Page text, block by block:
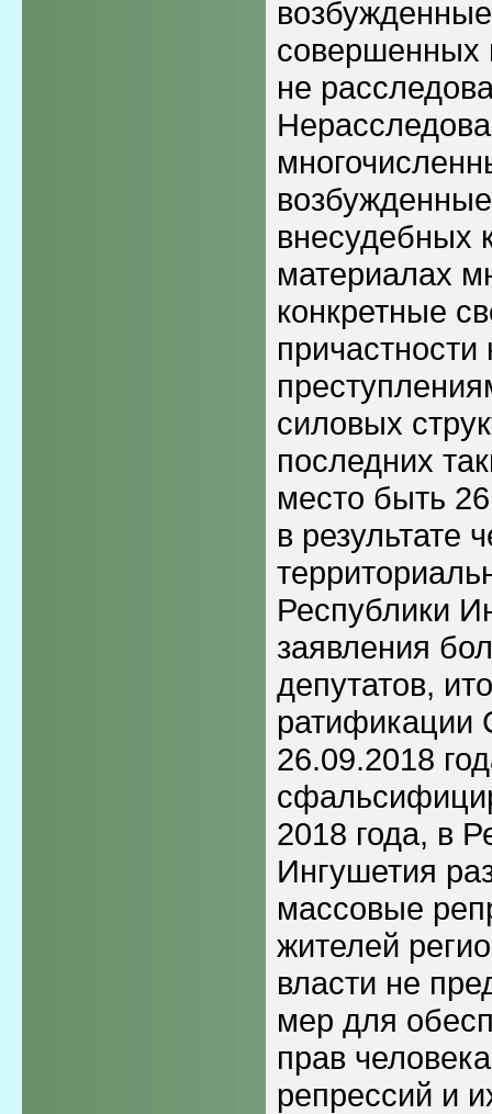
совершенных
не
внесудебных
материалах
конкретные
причастности
силовых
последних
место быть
в результате
Республики
заявления
депутатов,
ратификации
26.09.2018
2018 года, в
Ингушетия
массовые
жителей
власти не
мер для
прав
репрессий и